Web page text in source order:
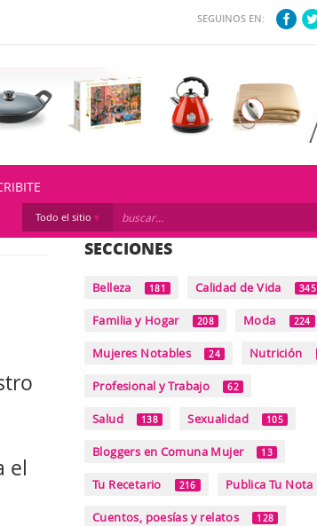
SEGUINOS EN:
Todo el sitio
el
SECCIONES
Belleza 181 Calidad de Vida 345
Familia y Hogar 208 Moda 224
Mujeres Notables 24 Nutrición
Profesional y Trabajo 62
Salud 138 Sexualidad 105
Bloggers en Comuna Mujer 13
Tu Recetario 216 Publica Tu Nota
Cuentos, poesías y relatos 128